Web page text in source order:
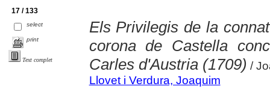
17 / 133
select
print
Text complet
Els Privilegis de la
corona de Castella
Carles d'Austria (1709) /
Llovet i Verdura, Joaquim